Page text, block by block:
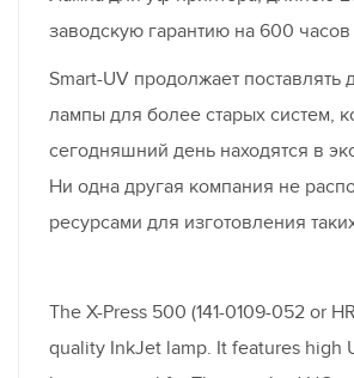
заводскую гарантию на 600
Smart-UV продолжает
лампы для более старых систем,
сегодняшний день находятся в
Ни одна другая компания не
ресурсами для изготовления
The X-Press 500 (141-0109-052 or
quality InkJet lamp. It features high